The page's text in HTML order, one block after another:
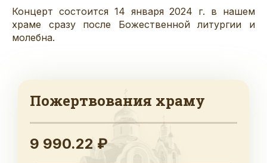
Концерт состоится 14 января 2024 г. в нашем
храме сразу после Божественной литургии и
молебна.
Пожертвования храму
9 990.22 ₽